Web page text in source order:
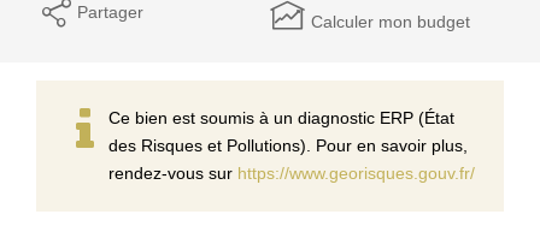
Partager Calculer mon budget
Ce bien est soumis à un diagnostic ERP (État
des Risques et Pollutions). Pour en savoir plus,
rendez-vous sur https://www.georisques.gouv.fr/